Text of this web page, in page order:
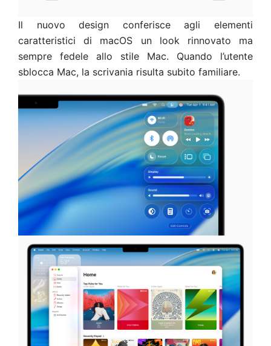
Il nuovo design conferisce agli elementi
caratteristici di macOS un look rinnovato ma
sempre fedele allo stile Mac. Quando l’utente
sblocca Mac, la scrivania risulta subito familiare.